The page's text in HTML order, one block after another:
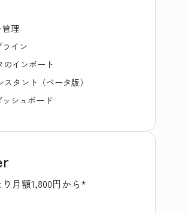
管理
イン
のインポート
タント（ベータ版）
ッシュボード
月額1,800円から*